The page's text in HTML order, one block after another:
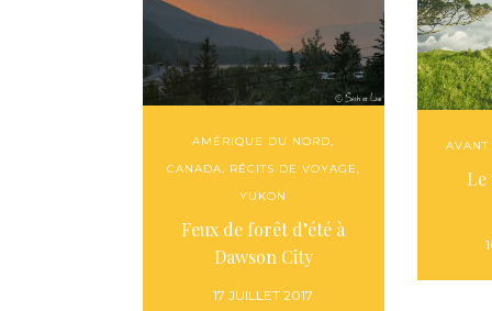
AMÉRIQUE DU NORD,
CANADA, RÉCITS DE VOYAGE,
YUKON
Feux de forêt d’été à
Dawson City
17 JUILLET 2017
Le